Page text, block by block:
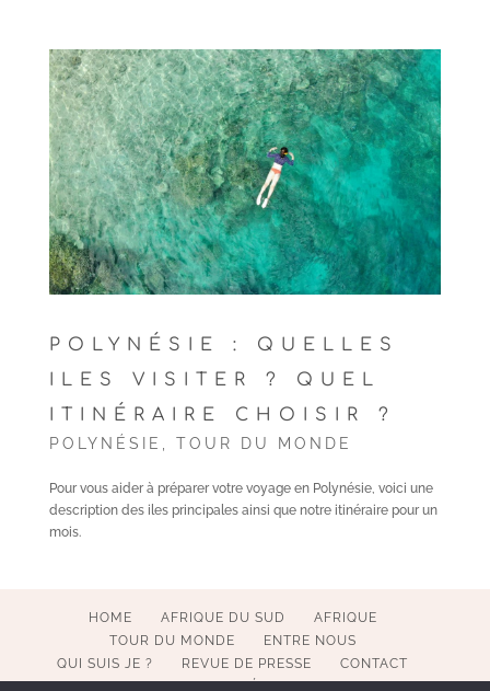
POLYNÉSIE : QUELLES
ILES VISITER ? QUEL
ITINÉRAIRE CHOISIR ?
POLYNÉSIE TOUR DU MONDE
Pour vous aider à préparer votre voyage en Polynésie, voici une
description des iles principales ainsi que notre itinéraire pour un
mois.
HOME AFRIQUE DU SUD
AFRIQUE
TOUR DU MONDE
ENTRE NOUS
QUI SUIS JE ?
REVUE DE PRESSE
CONTACT